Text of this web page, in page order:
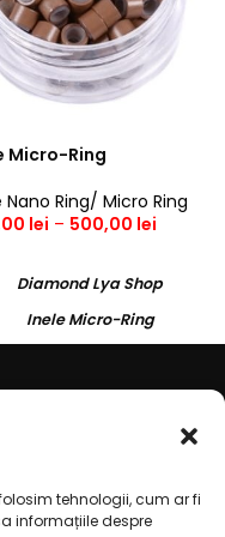
tehnologii, cum ar fi
informațiile despre
Micro-Ring
Nano Ring/ Micro Ring
lei – 500,00 lei
Diamond Lya Shop
Inele Micro-Ring